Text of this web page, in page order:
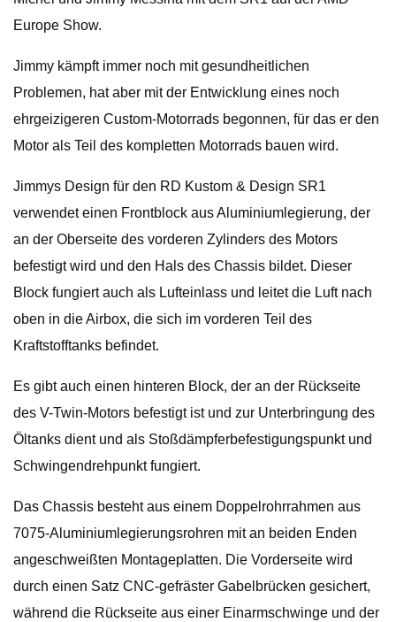
Europe Show.
Jimmy kämpft immer noch mit gesundheitlichen
Problemen, hat aber mit der Entwicklung eines noch
ehrgeizigeren Custom-Motorrads begonnen, für das er den
Motor als Teil des kompletten Motorrads bauen wird.
Jimmys Design für den RD Kustom & Design SR1
verwendet einen Frontblock aus Aluminiumlegierung, der
an der Oberseite des vorderen Zylinders des Motors
befestigt wird und den Hals des Chassis bildet. Dieser
Block fungiert auch als Lufteinlass und leitet die Luft nach
oben in die Airbox, die sich im vorderen Teil des
Kraftstofftanks befindet.
Es gibt auch einen hinteren Block, der an der Rückseite
des V-Twin-Motors befestigt ist und zur Unterbringung des
Öltanks dient und als Stoßdämpferbefestigungspunkt und
Schwingendrehpunkt fungiert.
Das Chassis besteht aus einem Doppelrohrrahmen aus
7075-Aluminiumlegierungsrohren mit an beiden Enden
angeschweißten Montageplatten. Die Vorderseite wird
durch einen Satz CNC-gefräster Gabelbrücken gesichert,
während die Rückseite aus einer Einarmschwinge und der